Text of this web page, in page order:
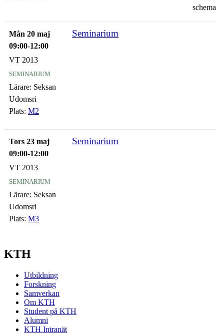
schema
Mån 20 maj
09:00-12:00
Seminarium
VT 2013
seminarium
Lärare: Seksan
Udomsri
Plats: M2
Tors 23 maj
09:00-12:00
Seminarium
VT 2013
seminarium
Lärare: Seksan
Udomsri
Plats: M3
KTH
Utbildning
Forskning
Samverkan
Om KTH
Student på KTH
Alumni
KTH Intranät